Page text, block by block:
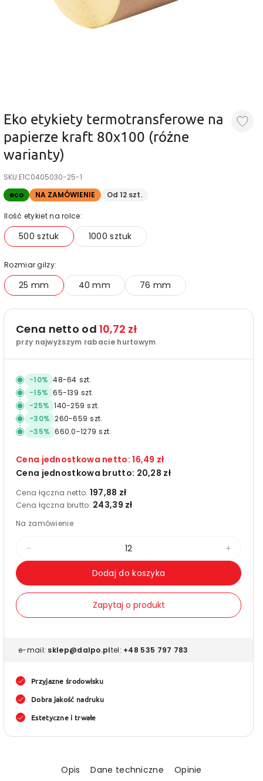
Eko etykiety termotransferowe na
papierze kraft 80x100 (różne
warianty)
SKU:E1C0405030-25-1
eco
NA ZAMÓWIENIE Od 12 szt.
Ilość etykiet na rolce:
500 sztuk 1000 sztuk
Rozmiar gilzy:
25 mm 40 mm 76 mm
Cena netto od 10,72 zł
przy najwyższym rabacie hurtowym
-10% 48-64 szt.
-15% 65-139 szt.
-25% 140-259 szt.
-30% 260-659 szt.
-35% 660.0-1279 szt.
Cena jednostkowa netto:16,49 zł
Cena jednostkowa brutto: 20,28 zł
Cena łączna netto: 197,88 zł
Cena łączna brutto: 243,39 zł
Na zamówienie
dla
etykiety
na
kraft
80x100
(różne
ilość
dla
Eko
Dodaj do koszyka
Zapytaj o produkt
e-mail: sklep@dalpo.pltel: +48 535 797 783
Przyjazne środowisku
Dobra jakość nadruku
Estetyczne i trwałe
Opis Dane techniczne Opinie